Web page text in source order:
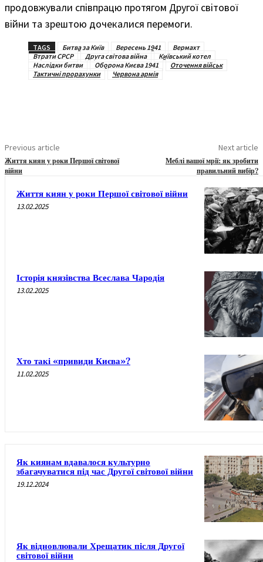
продовжували співпрацю протягом Другої світової
війни та зрештою дочекалися перемоги.
TAGS Битва за Київ Вересень 1941
Вермахт
Втрати СРСР
Друга світова війна
Київський котел
Наслідки битви
Оборона Києва 1941
Оточення військ
Тактичні прорахунки
Червона армія
Previous article
Життя киян у роки Першої світової
війни
Next article
Меблі вашої мрії: як зробити
правильний вибір?
Життя киян у роки Першої світової війни
13.02.2025
Історія князівства Всеслава Чародія
13.02.2025
Хто такі «привиди Києва»?
11.02.2025
Як киянам вдавалося культурно
збагачуватися під час Другої світової війни
19.12.2024
Як відновлювали Хрещатик після Другої
світової війни